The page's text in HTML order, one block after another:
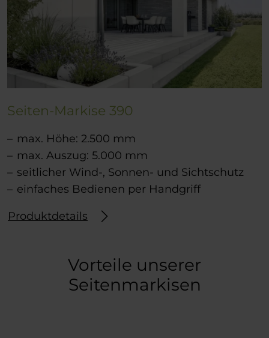
Seiten-Markise 390
max. Höhe: 2.500 mm
max. Auszug: 5.000 mm
seitlicher Wind-, Sonnen- und Sichtschutz
einfaches Bedienen per Handgriff
Produktdetails
Vorteile unserer
Seitenmarkisen